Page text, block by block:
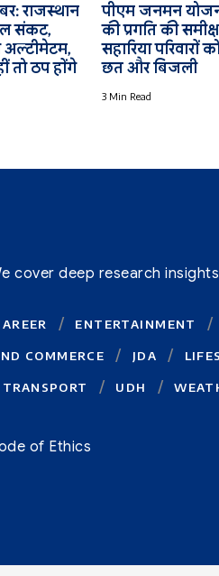
राजस्थान
संकट,
अल्टीमेटम,
तो ठप होंगे
पीएम जनमन
की प्रगति की
सहारिया परिवारों
छत और बिजली
3 Min Read
cover deep research
ENTERTAINMENT
COMMERCE JDA
TRANSPORT UDH
of Ethics